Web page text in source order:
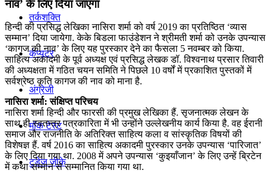
तर्कशक्ति
कंप्यूटर
अंग्रेजी
मॉक टेस्ट
टुडेज जीके
नाव’ के लिए दिया जाएगा
हिन्दी की प्रसिद्ध लेखिका नासिरा शर्मा को वर्ष 2019 का प्रतिष्ठित ‘व्यास
सम्मान’ दिया जायेगा. केके बिडला फाउंडेशन ने श्रीमती शर्मा को उनके उपन्यास
‘कागज की नाव’ के लिए यह पुरस्कार देने का फैसला 5 नवम्बर को किया.
साहित्य अकादमी के पूर्व अध्यक्ष एवं प्रसिद्ध लेखक डॉ. विश्वनाथ प्रसार तिवारी
की अध्यक्षता में गठित चयन समिति ने पिछले 10 वर्षों में प्रकाशित पुस्तकों में
सर्वश्रेष्ठ कृति कागज की नाव को माना है.
नासिरा शर्मा: संक्षिप्त परिचय
नासिरा शर्मा हिन्दी और फारसी की प्रमुख लेखिका हैं. सृजनात्मक लेखन के
साथ ही स्वतन्त्र पत्रकारिता में भी उन्होंने उल्लेखनीय कार्य किया है. वह ईरानी
समाज और राजनीति के अतिरिक्त साहित्य कला व सांस्कृतिक विषयों की
विशेषज्ञ हैं. वर्ष 2016 का साहित्य अकादमी पुरस्कार उनके उपन्यास ‘पारिजात’
के लिए दिया गया था. 2008 में अपने उपन्यास ‘कुइयाँजान’ के लिए उन्हें ब्रिटेन
में कथा सम्मान से सम्मानित किया गया था.